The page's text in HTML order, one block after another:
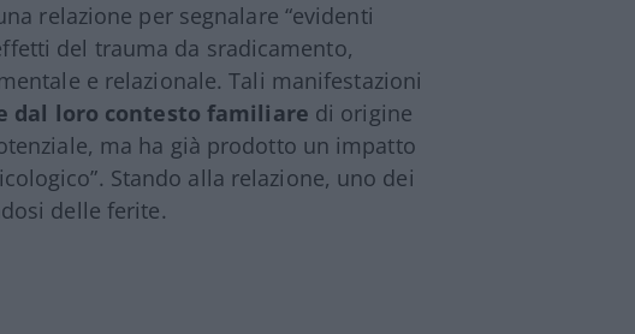
relazione per segnalare “evidenti
del trauma da sradicamento,
e relazionale. Tali manifestazioni
dal loro contesto familiare di origine
ma ha già prodotto un impatto
Stando alla relazione, uno dei
delle ferite.